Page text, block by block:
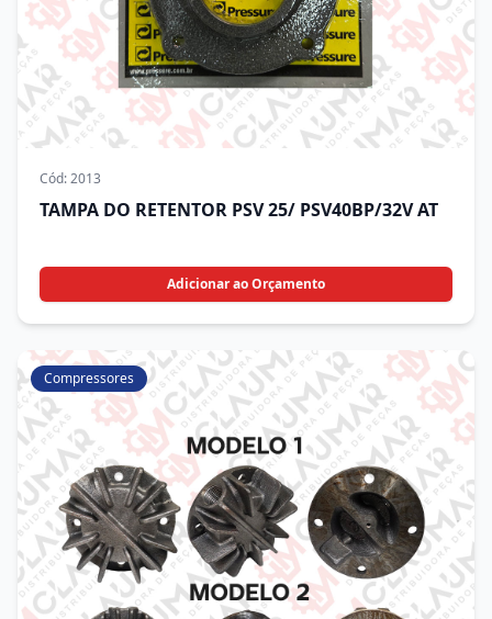
Cód:2013
TAMPA DO RETENTOR PSV 25/ PSV40BP/32V AT
Adicionar ao Orçamento
Compressores